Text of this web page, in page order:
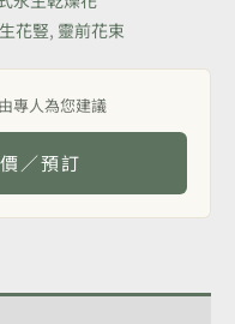
花豎, 靈前花束
專人為您建議
／預訂